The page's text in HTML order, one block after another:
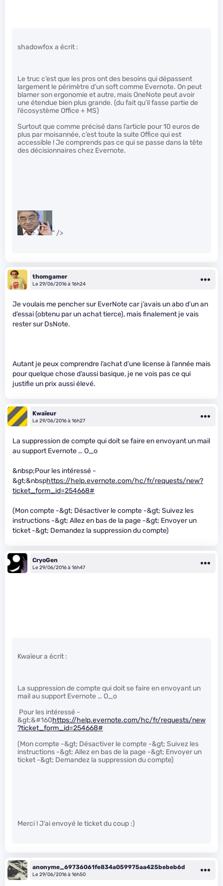
shadowfox a écrit :
Le truc c’est que les pros ont des besoins qui dépassent
largement le périmètre d’un soft comme Evernote. On peut
blamer son ergonomie et autre, mais OneNote peut avoir
une étendue bien plus grande. (du fait qu’il fasse partie de
l’écosystème Office + MS)
Surtout que comme précisé dans l’article pour 10 euros de
plus par moisannée, c’est toute la suite Office qui est
accessible ! Je comprends pas ce qui se passe dans la tête
des décisionnaires chez Evernote.
" />
thomgamer
Le 29/06/2016 à 16h24
Je voulais me pencher sur EverNote car j’avais un abo d’un an
d’essai (obtenu par un achat tierce), mais finalement je vais
rester sur DsNote.
Autant je peux comprendre l’achat d’une license à l’année mais
pour quelque chose d’aussi basique, je ne vois pas ce qui
justifie un prix aussi élevé.
Kwaïeur
Le 29/06/2016 à 16h27
La suppression de compte qui doit se faire en envoyant un mail
au support Evernote … O_o
&nbsp;Pour les intéressé -
&gt;&nbsphttps://help.evernote.com/hc/fr/requests/new?
ticket_form_id=254668#
(Mon compte -&gt; Désactiver le compte -&gt; Suivez les
instructions -&gt; Allez en bas de la page -&gt; Envoyer un
ticket -&gt; Demandez la suppression du compte)
CryoGen
Le 29/06/2016 à 16h47
Kwaïeur a écrit :
La suppression de compte qui doit se faire en envoyant un
mail au support Evernote … O_o
Pour les intéressé -
&gt;&#160https://help.evernote.com/hc/fr/requests/new
?ticket_form_id=254668#
(Mon compte -&gt; Désactiver le compte -&gt; Suivez les
instructions -&gt; Allez en bas de la page -&gt; Envoyer un
ticket -&gt; Demandez la suppression du compte)
Merci ! J’ai envoyé le ticket du coup :)
anonyme_69736061fe834a059975aa425bebeb6d
Le 29/06/2016 à 16h50